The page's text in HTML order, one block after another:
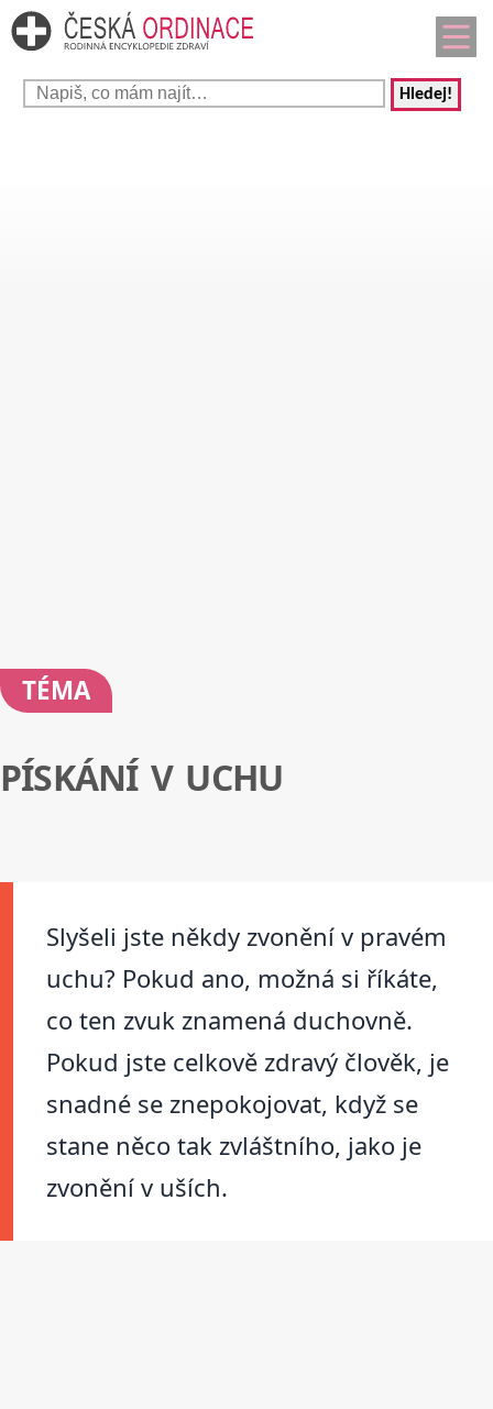
Hledej!
TÉMA
PÍSKÁNÍ V UCHU
Slyšeli jste někdy zvonění v pravém
uchu? Pokud ano, možná si říkáte,
co ten zvuk znamená duchovně.
Pokud jste celkově zdravý člověk, je
snadné se znepokojovat, když se
stane něco tak zvláštního, jako je
zvonění v uších.